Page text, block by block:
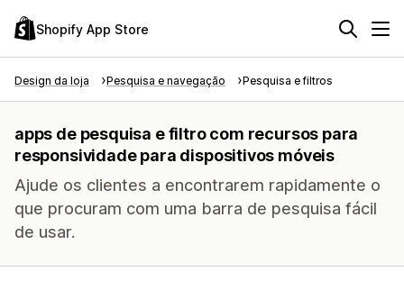
Shopify App Store
Design da loja Pesquisa e navegação Pesquisa e filtros
apps de pesquisa e filtro com recursos para
responsividade para dispositivos móveis
Ajude os clientes a encontrarem rapidamente o
que procuram com uma barra de pesquisa fácil
de usar.